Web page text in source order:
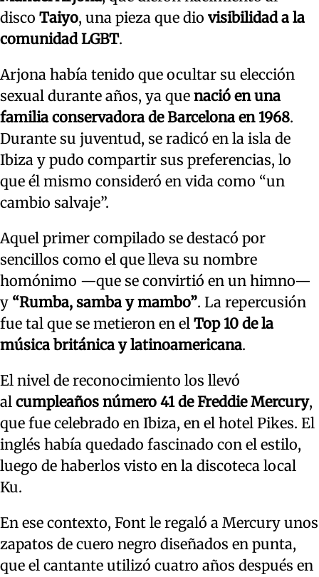
disco Taiyo, una pieza que dio visibilidad a la
comunidad LGBT.
Arjona había tenido que ocultar su elección
sexual durante años, ya que nació en una
familia conservadora de Barcelona en 1968.
Durante su juventud, se radicó en la isla de
Ibiza y pudo compartir sus preferencias, lo
que él mismo consideró en vida como “un
cambio salvaje”.
Aquel primer compilado se destacó por
sencillos como el que lleva su nombre
homónimo —que se convirtió en un himno—
y “Rumba, samba y mambo”. La repercusión
fue tal que se metieron en el Top 10 de la
música británica y latinoamericana.
El nivel de reconocimiento los llevó
al cumpleaños número 41 de Freddie Mercury,
que fue celebrado en Ibiza, en el hotel Pikes. El
inglés había quedado fascinado con el estilo,
luego de haberlos visto en la discoteca local
Ku.
En ese contexto, Font le regaló a Mercury unos
zapatos de cuero negro diseñados en punta,
que el cantante utilizó cuatro años después en